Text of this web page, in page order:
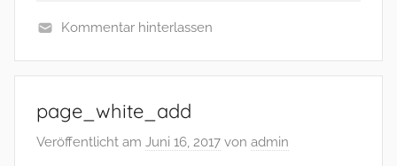
Kommentar hinterlassen
page_white_add
Veröffentlicht am Juni 16, 2017 von admin